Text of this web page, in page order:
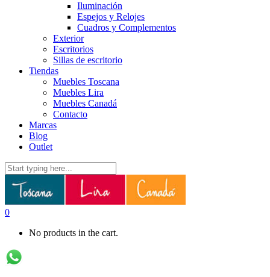
Iluminación
Espejos y Relojes
Cuadros y Complementos
Exterior
Escritorios
Sillas de escritorio
Tiendas
Muebles Toscana
Muebles Lira
Muebles Canadá
Contacto
Marcas
Blog
Outlet
0
No products in the cart.